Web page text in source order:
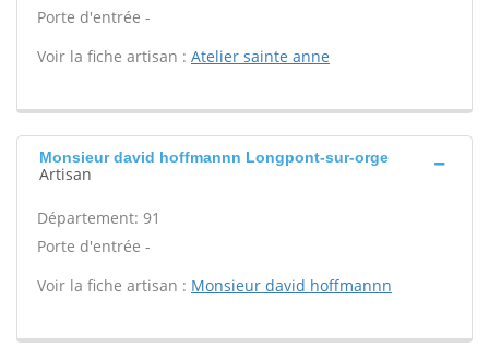
Porte d'entrée -
Voir la fiche artisan : Atelier sainte anne
Monsieur david hoffmannn Longpont-sur-orge
Artisan
Département: 91
Porte d'entrée -
Voir la fiche artisan : Monsieur david hoffmannn